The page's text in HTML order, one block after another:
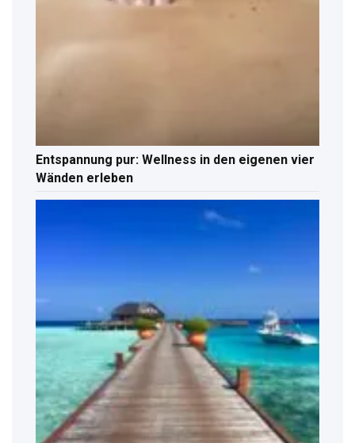
Entspannung pur: Wellness in den eigenen vier
Wänden erleben